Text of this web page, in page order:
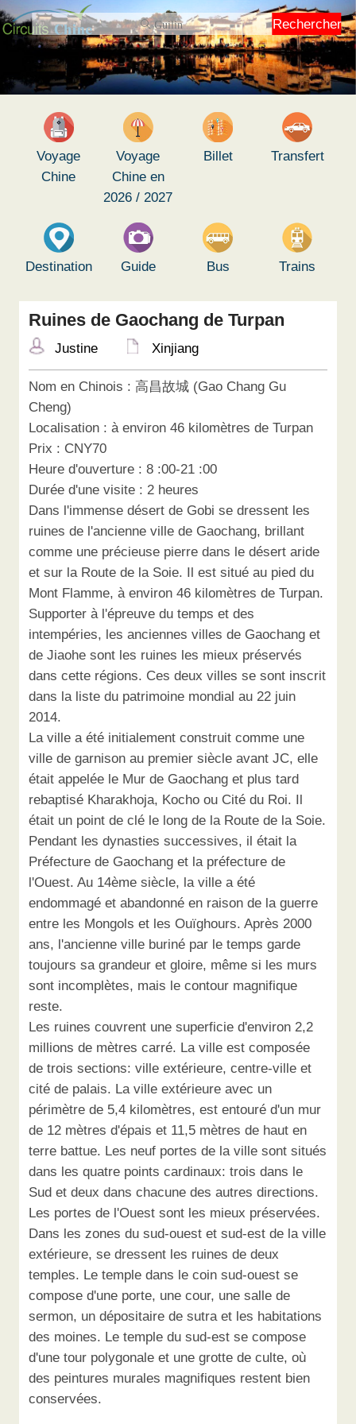
Rechercher
Voyage
Chine
Voyage
Chine en
2026 / 2027
Billet Transfert
Destination Guide Bus Trains
Ruines de Gaochang de Turpan
Justine Xinjiang
Nom en Chinois : 高昌故城 (Gao Chang Gu
Cheng)
Localisation : à environ 46 kilomètres de Turpan
Prix : CNY70
Heure d'ouverture : 8 :00-21 :00
Durée d'une visite : 2 heures
Dans l'immense désert de Gobi se dressent les
ruines de l'ancienne ville de Gaochang, brillant
comme une précieuse pierre dans le désert aride
et sur la Route de la Soie. Il est situé au pied du
Mont Flamme, à environ 46 kilomètres de Turpan.
Supporter à l'épreuve du temps et des
intempéries, les anciennes villes de Gaochang et
de Jiaohe sont les ruines les mieux préservés
dans cette régions. Ces deux villes se sont inscrit
dans la liste du patrimoine mondial au 22 juin
2014.
La ville a été initialement construit comme une
ville de garnison au premier siècle avant JC, elle
était appelée le Mur de Gaochang et plus tard
rebaptisé Kharakhoja, Kocho ou Cité du Roi. Il
était un point de clé le long de la Route de la Soie.
Pendant les dynasties successives, il était la
Préfecture de Gaochang et la préfecture de
l'Ouest. Au 14ème siècle, la ville a été
endommagé et abandonné en raison de la guerre
entre les Mongols et les Ouïghours. Après 2000
ans, l'ancienne ville buriné par le temps garde
toujours sa grandeur et gloire, même si les murs
sont incomplètes, mais le contour magnifique
reste.
Les ruines couvrent une superficie d'environ 2,2
millions de mètres carré. La ville est composée
de trois sections: ville extérieure, centre-ville et
cité de palais. La ville extérieure avec un
périmètre de 5,4 kilomètres, est entouré d'un mur
de 12 mètres d'épais et 11,5 mètres de haut en
terre battue. Les neuf portes de la ville sont situés
dans les quatre points cardinaux: trois dans le
Sud et deux dans chacune des autres directions.
Les portes de l'Ouest sont les mieux préservées.
Dans les zones du sud-ouest et sud-est de la ville
extérieure, se dressent les ruines de deux
temples. Le temple dans le coin sud-ouest se
compose d'une porte, une cour, une salle de
sermon, un dépositaire de sutra et les habitations
des moines. Le temple du sud-est se compose
d'une tour polygonale et une grotte de culte, où
des peintures murales magnifiques restent bien
conservées.